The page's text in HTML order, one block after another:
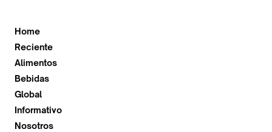
Home
Reciente
Alimentos
Bebidas
Global
Informativo
Nosotros